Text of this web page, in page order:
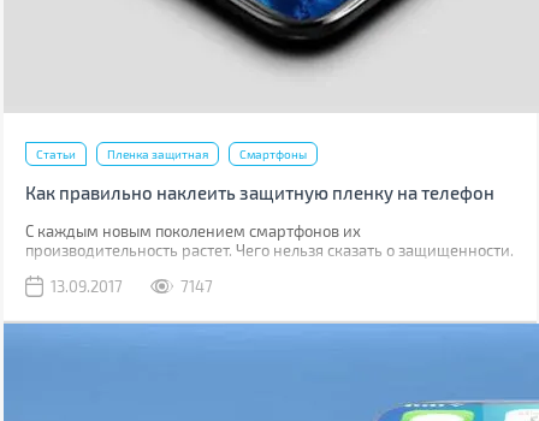
Статьи Пленка защитная Смартфоны
Как правильно наклеить защитную пленку на телефон
С каждым новым поколением смартфонов их
производительность растет. Чего нельзя сказать о защищенности.
водонепроницаемость, но все также уязвимы к механическим
13.09.2017 7147